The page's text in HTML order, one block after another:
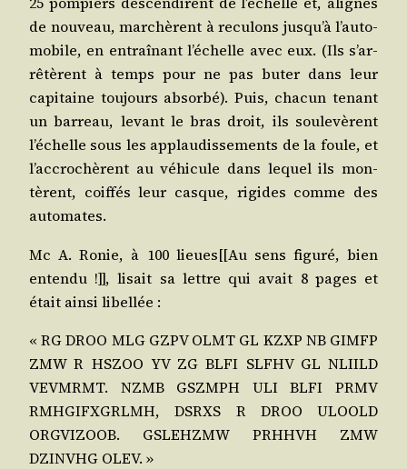
de nou­veau, mar­chèrent à recu­lons jus­qu’à l’au­to­
mo­bile, en entraî­nant l’é­chelle avec eux. (Ils s’ar­
rê­tèrent à temps pour ne pas buter dans leur
capi­taine tou­jours absor­bé). Puis, cha­cun tenant
un bar­reau, levant le bras droit, ils sou­le­vèrent
l’é­chelle sous les applau­dis­se­ments de la foule, et
l’ac­cro­chèrent au véhi­cule dans lequel ils mon­
tèrent, coif­fés leur casque, rigides comme des
automates.
Mc A. Ronie, à 100 lieues[[Au sens figu­ré, bien
enten­du !]], lisait sa lettre qui avait 8 pages et
était ain­si libellée :
« RG DROO MLG GZPV OLMT GL KZXP NB GIMFP
ZMW R HSZOO YV ZG BLFI SLFHV GL NLIILD
VEVMRMT. NZMB GSZMPH ULI BLFI PRMV
RMHGIFXGRLMH, DSRXS R DROO ULOOLD
ORGVIZOOB. GSLEHZMW PRHHVH ZMW
DZINVHG OLEV. »